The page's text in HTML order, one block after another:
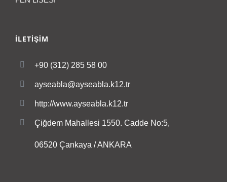
İLETİŞİM
+90 (312) 285 58 00
ayseabla@ayseabla.k12.tr
http://www.ayseabla.k12.tr
Çiğdem Mahallesi 1550. Cadde No:5,
06520 Çankaya / ANKARA